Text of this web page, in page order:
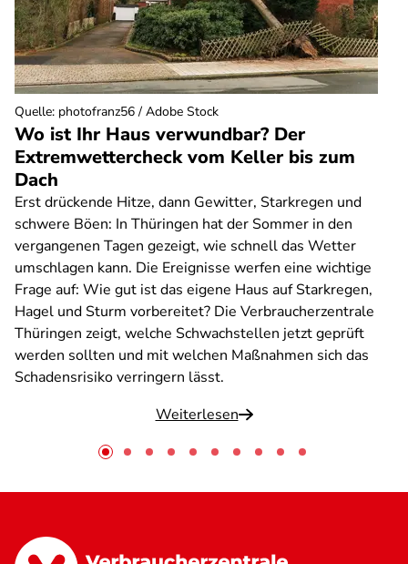
Wo ist Ihr Haus verwundbar? Der
Extremwettercheck vom Keller bis zum
Dach
Erst drückende Hitze, dann Gewitter, Starkregen und
schwere Böen: In Thüringen hat der Sommer in den
vergangenen Tagen gezeigt, wie schnell das Wetter
umschlagen kann. Die Ereignisse werfen eine wichtige
Frage auf: Wie gut ist das eigene Haus auf Starkregen,
Hagel und Sturm vorbereitet? Die Verbraucherzentrale
Thüringen zeigt, welche Schwachstellen jetzt geprüft
werden sollten und mit welchen Maßnahmen sich das
Schadensrisiko verringern lässt.
Weiterlesen
Quelle: photofranz56 / Adobe Stock